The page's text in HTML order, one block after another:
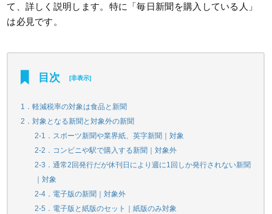
て、詳しく説明します。特に「毎日新聞を購入している人」
は必見です。
目次 [非表示]
1．軽減税率の対象は食品と新聞
2．対象となる新聞と対象外の新聞
2-1．スポーツ新聞や業界紙、英字新聞｜対象
2-2．コンビニや駅で購入する新聞｜対象外
2-3．通常2回発行だが休刊日により週に1回しか発行されない新聞
｜対象
2-4．電子版の新聞｜対象外
2-5．電子版と紙版のセット｜紙版のみ対象